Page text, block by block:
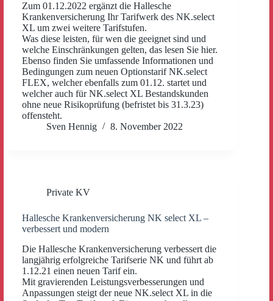
Zum 01.12.2022 ergänzt die Hallesche
Krankenversicherung Ihr Tarifwerk des NK.select
XL um zwei weitere Tarifstufen.
Was diese leisten, für wen die geeignet sind und
welche Einschränkungen gelten, das lesen Sie hier.
Ebenso finden Sie umfassende Informationen und
Bedingungen zum neuen Optionstarif NK.select
FLEX, welcher ebenfalls zum 01.12. startet und
welcher auch für NK.select XL Bestandskunden
ohne neue Risikoprüfung (befristet bis 31.3.23)
offensteht.
Sven Hennig
8. November 2022
Private KV
Hallesche Krankenversicherung NK select XL –
verbessert und modern
Die Hallesche Krankenversicherung verbessert die
langjährig erfolgreiche Tarifserie NK und führt ab
1.12.21 einen neuen Tarif ein.
Mit gravierenden Leistungsverbesserungen und
Anpassungen steigt der neue NK.select XL in die